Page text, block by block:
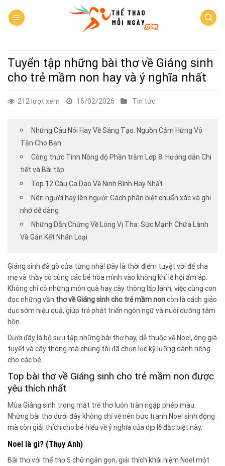
Tuyển tập những bài thơ về Giáng sinh
cho trẻ mầm non hay và ý nghĩa nhất
212 lượt xem 16/02/2026 Tin tức
Những Câu Nói Hay Về Sáng Tạo: Nguồn Cảm Hứng Vô
Tận Cho Bạn
Công thức Tính Nồng độ Phần trăm Lớp 8: Hướng dẫn Chi
tiết và Bài tập
Top 12 Câu Ca Dao Về Ninh Bình Hay Nhất
Nên người hay lên người: Cách phân biệt chuẩn xác và ghi
nhớ dễ dàng
Những Dẫn Chứng Về Lòng Vị Tha: Sức Mạnh Chữa Lành
Và Gắn Kết Nhân Loại
Giáng sinh đã gõ cửa từng nhà! Đây là thời điểm tuyệt vời để cha
mẹ và thầy cô cùng các bé hòa mình vào không khí lễ hội ấm áp.
Không chỉ có những món quà hay cây thông lấp lánh, việc cùng con
đọc những vần thơ về Giáng sinh cho trẻ mầm noncòn là cách giáo
dục sớm hiệu quả, giúp trẻ phát triển ngôn ngữ và nuôi dưỡng tâm
hồn.
Dưới đây là bộ sưu tập những bài thơ hay, dễ thuộc về Noel, ông già
tuyết và cây thông mà chúng tôi đã chọn lọc kỹ lưỡng dành riêng
cho các bé.
Top bài thơ về Giáng sinh cho trẻ mầm non được
yêu thích nhất
Mùa Giáng sinh trong mắt trẻ thơ luôn tràn ngập phép màu.
Những bài thơ dưới đây không chỉ vẽ nên bức tranh Noel sinh động
mà còn giải thích cho bé hiểu về ý nghĩa của dịp lễ đặc biệt này.
Noel là gì? (Thụy Anh)
Bài thơ với thể thơ 5 chữ ngắn gọn, giải thích khái niệm Noel một